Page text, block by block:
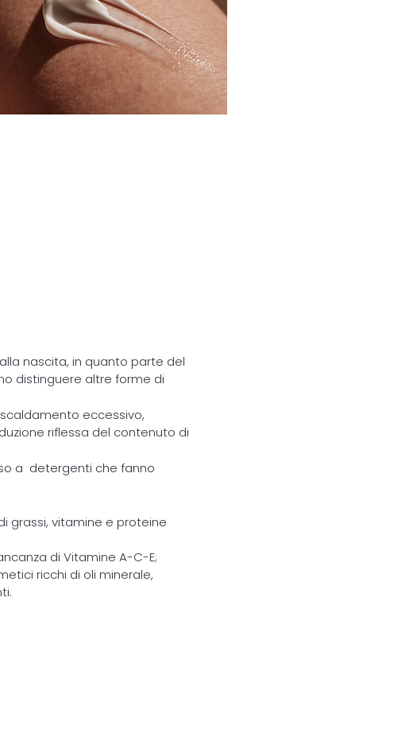
nascita, in quanto parte del
distinguere altre forme di
eccessivo,
riflessa del contenuto di
a detergenti che fanno
grassi, vitamine e proteine
di Vitamine A-C-E;
ricchi di oli minerale,